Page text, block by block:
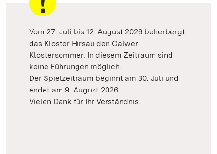
Vom 27. Juli bis 12. August 2026 beherbergt
das Kloster Hirsau den Calwer
Klostersommer. In diesem Zeitraum sind
keine Führungen möglich.
Der Spielzeitraum beginnt am 30. Juli und
endet am 9. August 2026.
Vielen Dank für Ihr Verständnis.